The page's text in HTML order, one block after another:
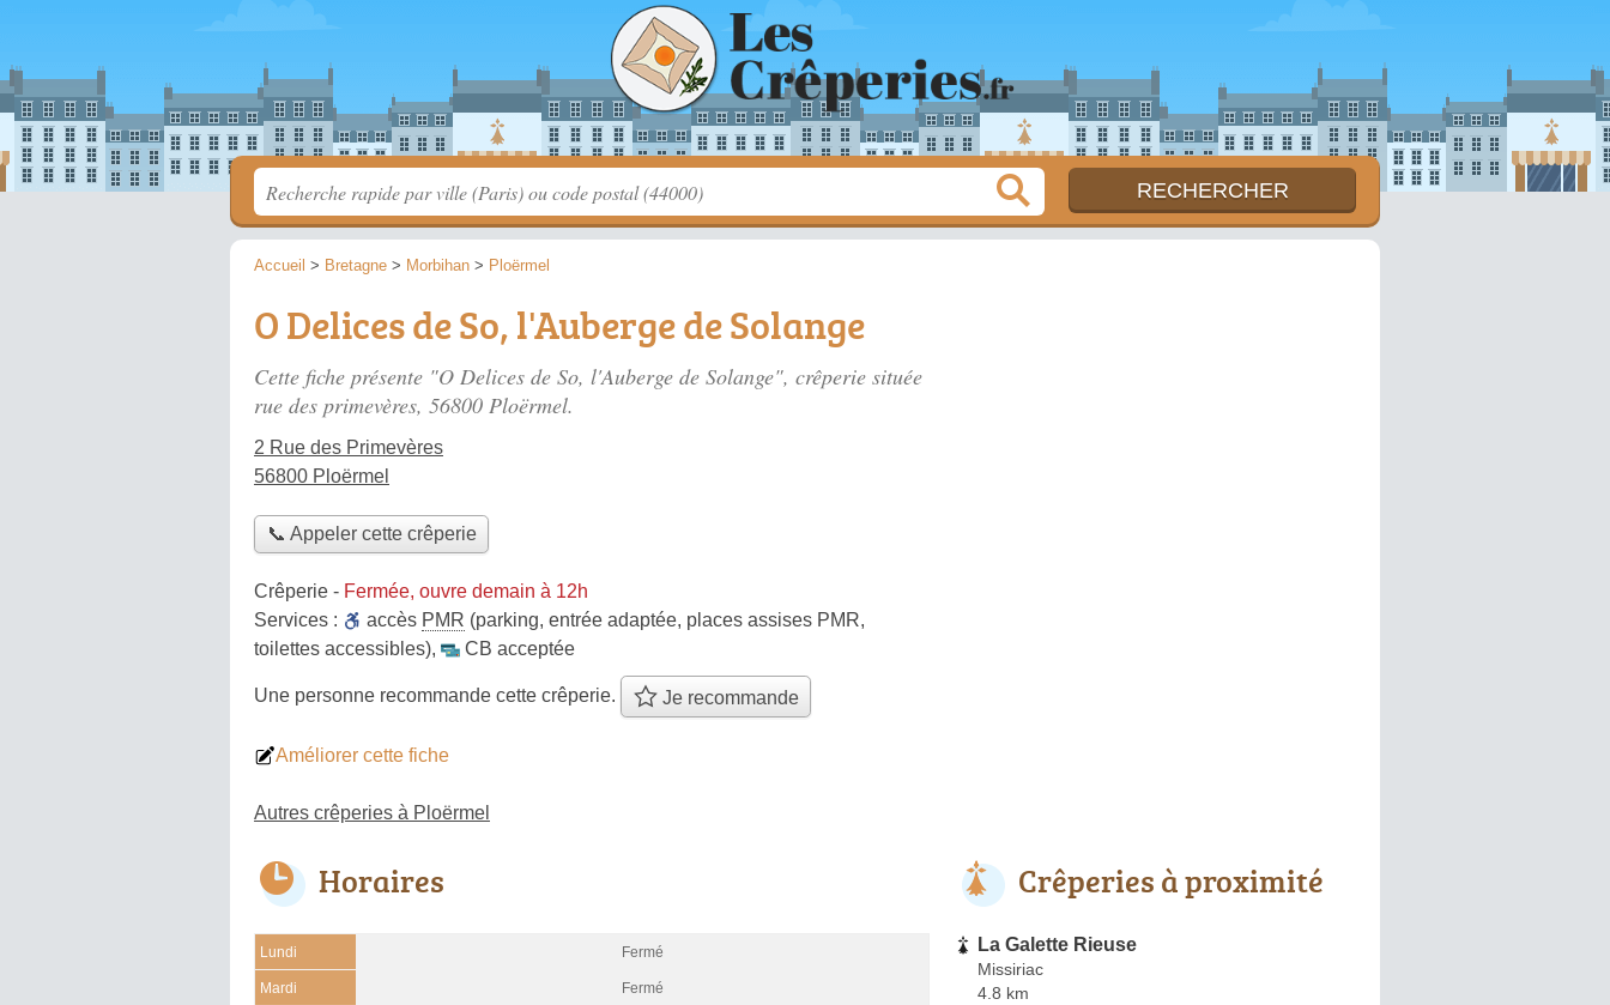
Accueil > Bretagne > Morbihan > Ploërmel
O Delices de So, l'Auberge de Solange
Cette fiche présente "O Delices de So, l'Auberge de Solange", crêperie située
rue des primevères, 56800 Ploërmel.
2 Rue des Primevères
56800 Ploërmel
📞 Appeler cette crêperie
Crêperie - Fermée, ouvre demain à 12h
Services :
accès PMR (parking, entrée adaptée, places assises PMR,
toilettes accessibles), CB acceptée
Une personne recommande cette crêperie. Je recommande
Améliorer cette fiche
Autres crêperies à Ploërmel
Horaires
Lundi Fermé
Mardi Fermé
Crêperies à proximité
La Galette Rieuse
Missiriac
4.8 km